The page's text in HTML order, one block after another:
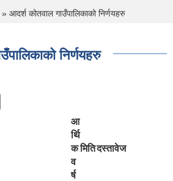
» आदर्श कोतवाल गाउँपालिकाको निर्णयहरु
निर्णयहरु
आ
र्थि
क
व
र्ष
मितिदस्तावेज